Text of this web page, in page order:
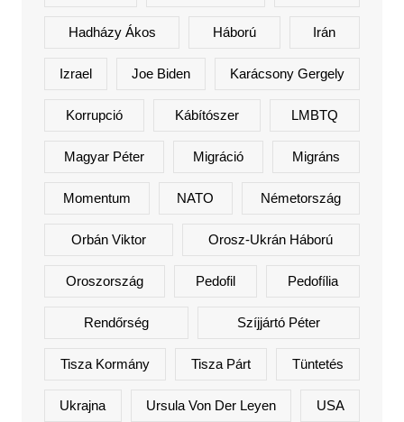
Hadházy Ákos Háború Irán
Izrael Joe Biden Karácsony Gergely
Korrupció Kábítószer LMBTQ
Magyar Péter Migráció Migráns
Momentum NATO Németország
Orbán Viktor Orosz-Ukrán Háború
Oroszország Pedofil Pedofília
Rendőrség Szíjjártó Péter
Tisza Kormány Tisza Párt Tüntetés
Ukrajna Ursula Von Der Leyen USA